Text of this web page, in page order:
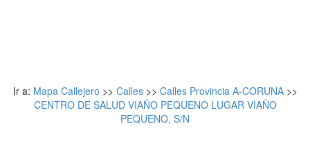
Ir a: Mapa Callejero >> Calles >> Calles Provincia A-CORUNA >>
CENTRO DE SALUD VIAÑO PEQUENO LUGAR VIAÑO
PEQUENO, S/N